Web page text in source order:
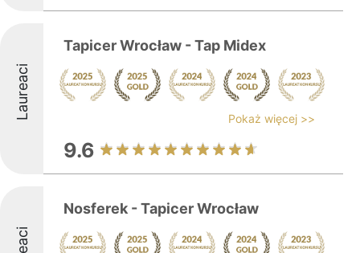
Laureaci
Tapicer Wrocław - Tap Midex
Pokaż więcej >>
9.6
Nosferek - Tapicer Wrocław